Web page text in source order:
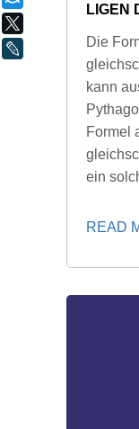
LIGEN
Die
kann
Formel
ein
READ
LiveJournal